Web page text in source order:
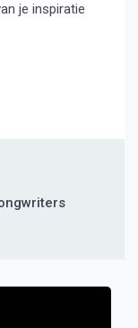
je inspiratie